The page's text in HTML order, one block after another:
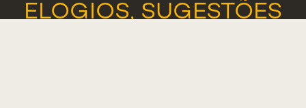
ELOGIOS, SUGESTÕES